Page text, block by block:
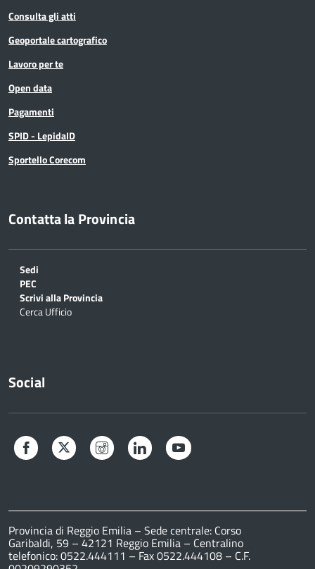
Consulta gli atti
Geoportale cartografico
Lavoro per te
Open data
Pagamenti
SPID - LepidaID
Sportello Corecom
Contatta la Provincia
Sedi
PEC
Scrivi alla Provincia
Cerca Ufficio
Social
Facebook Twitter Instagram LinkedIn
Provincia di Reggio Emilia – Sede centrale: Corso
Garibaldi, 59 – 42121 Reggio Emilia – Centralino
telefonico: 0522.444111 – Fax 0522.444108 – C.F.